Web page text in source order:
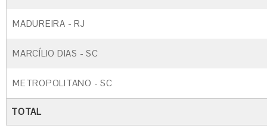
MADUREIRA - RJ
MARCÍLIO DIAS - SC
METROPOLITANO - SC
TOTAL